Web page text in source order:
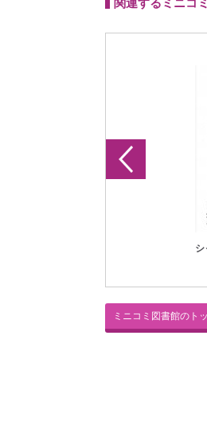
関連するミニコミ
ミニコミ図書館のト